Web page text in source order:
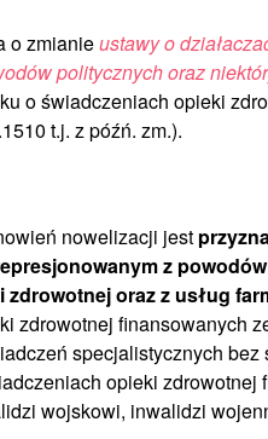
o zmianieustawy o
politycznych oraz
o świadczeniach opieki
t.j. z późń. zm.).
nowelizacji jest
z
oraz z usług
zdrowotnej finansowanych
specjalistycznych
opieki
wojskowi, inwalidzi